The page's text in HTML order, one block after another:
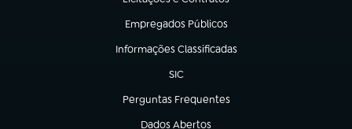
(abre em nova aba)
Empregados Públicos
(abre em nova aba)
Informações Classificadas
(abre em nova aba)
SIC
(abre em nova aba)
Perguntas Frequentes
(abre em nova aba)
Dados Abertos